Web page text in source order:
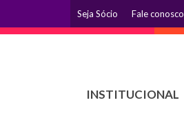
Seja Sócio Fale conosco
INSTITUCIONAL